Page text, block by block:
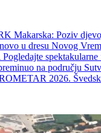
Makarska: Poziv
u dresu Novog
na području
2026.